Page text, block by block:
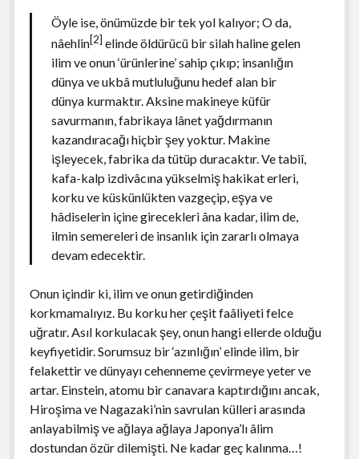
Öyle ise, önümüzde bir tek yol kalıyor; O da,
nâehlin[2] elinde öldürücü bir silah haline gelen
ilim ve onun ‘ürünlerine’ sahip çıkıp; insanlığın
dünya ve ukbâ mutluluğunu hedef alan bir
dünya kurmaktır. Aksine makineye küfür
savurmanın, fabrikaya lânet yağdırmanın
kazandıracağı hiçbir şey yoktur. Makine
işleyecek, fabrika da tütüp duracaktır. Ve tabiî,
kafa-kalp izdivâcına yükselmiş hakikat erleri,
korku ve küskünlükten vazgeçip, eşya ve
hâdiselerin içine girecekleri âna kadar, ilim de,
ilmin semereleri de insanlık için zararlı olmaya
devam edecektir.
Onun içindir ki, ilim ve onun getirdiğinden
korkmamalıyız. Bu korku her çeşit faâliyeti felce
uğratır. Asıl korkulacak şey, onun hangi ellerde olduğu
keyfiyetidir. Sorumsuz bir ‘azınlığın’ elinde ilim, bir
felakettir ve dünyayı cehenneme çevirmeye yeter ve
artar. Einstein, atomu bir canavara kaptırdığını ancak,
Hiroşima ve Nagazaki’nin savrulan külleri arasında
anlayabilmiş ve ağlaya ağlaya Japonya’lı âlim
dostundan özür dilemişti. Ne kadar geç kalınma…!